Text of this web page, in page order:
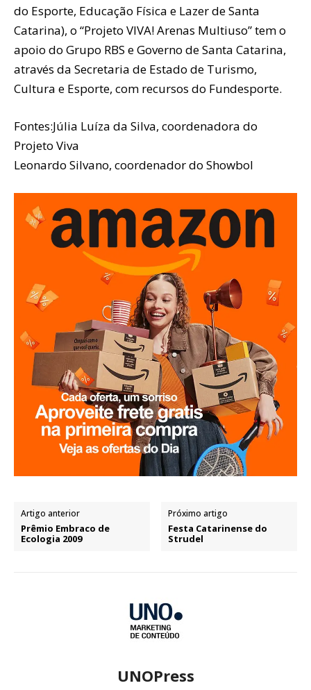
do Esporte, Educação Física e Lazer de Santa
Catarina), o “Projeto VIVA! Arenas Multiuso” tem o
apoio do Grupo RBS e Governo de Santa Catarina,
através da Secretaria de Estado de Turismo,
Cultura e Esporte, com recursos do Fundesporte.
Fontes:Júlia Luíza da Silva, coordenadora do
Projeto Viva
Leonardo Silvano, coordenador do Showbol
Artigo anterior
Prêmio Embraco de
Ecologia 2009
Próximo artigo
Festa Catarinense do
Strudel
UNOPress